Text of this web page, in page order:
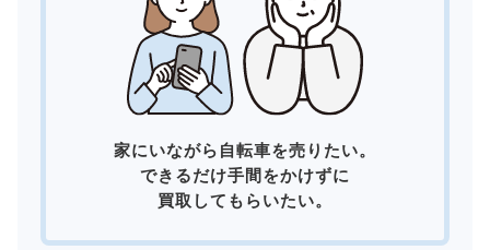
家にいながら自転車を売りたい。
できるだけ手間をかけずに
買取してもらいたい。